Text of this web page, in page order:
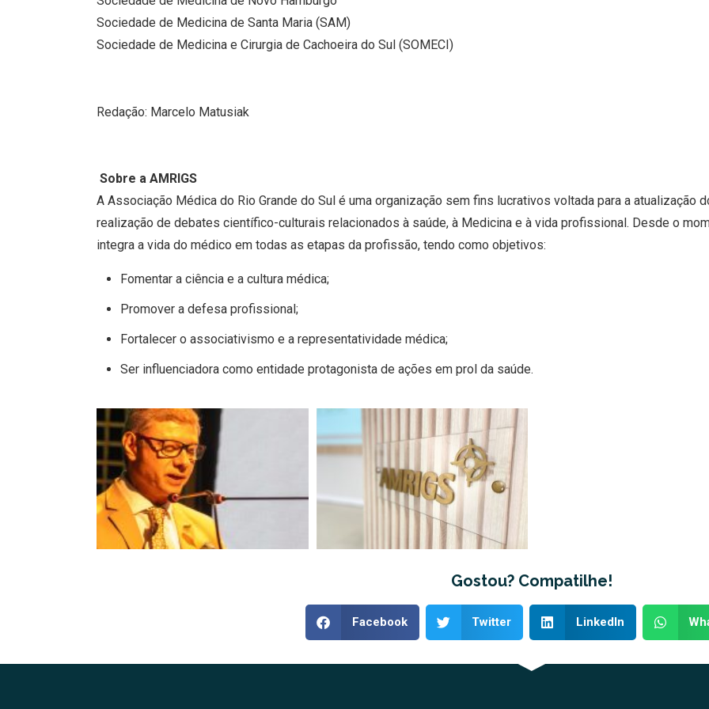
Sociedade de Medicina de Santa Maria (SAM)
Sociedade de Medicina e Cirurgia de Cachoeira do Sul (SOMECI)
Redação: Marcelo Matusiak
Sobre a AMRIGS
A Associação Médica do Rio Grande do Sul é uma organização sem fins lucrativos voltada para a atualização
realização de debates científico-culturais relacionados à saúde, à Medicina e à vida profissional. Desde o
integra a vida do médico em todas as etapas da profissão, tendo como objetivos:
Fomentar a ciência e a cultura médica;
Promover a defesa profissional;
Fortalecer o associativismo e a representatividade médica;
Ser influenciadora como entidade protagonista de ações em prol da saúde.
Gostou? Compatilhe!
Facebook Twitter LinkedIn